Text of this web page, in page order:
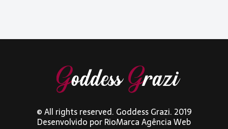
© All rights reserved. Goddess Grazi. 2019
Desenvolvido porRioMarca Agência Web